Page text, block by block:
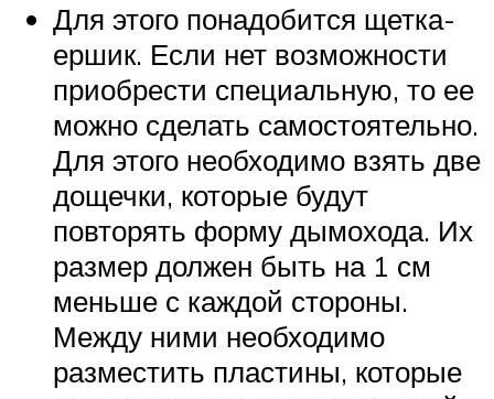
Для этого понадобится щетка-
ершик. Если нет возможности
приобрести специальную, то ее
можно сделать самостоятельно.
Для этого необходимо взять две
дощечки, которые будут
повторять форму дымохода. Их
размер должен быть на 1 см
меньше с каждой стороны.
Между ними необходимо
разместить пластины, которые